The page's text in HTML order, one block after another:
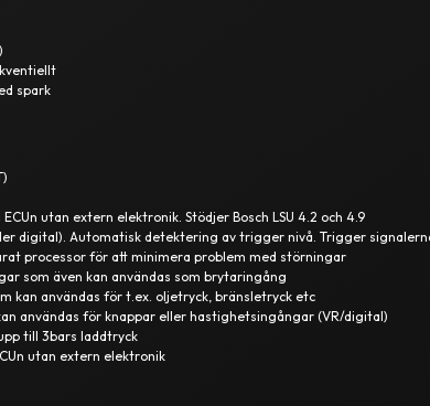
spark
utan extern elektronik. Stödjer Bosch LSU 4.2 och 4.9
digital). Automatisk detektering av trigger nivå. Trigger
processor för att minimera problem med störningar
som även kan användas som brytaringång
kan användas för t.ex. oljetryck, bränsletryck etc
användas för knappar eller hastighetsingångar (VR/digital)
till 3bars laddtryck
utan extern elektronik